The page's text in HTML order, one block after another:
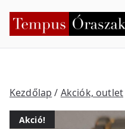
Kezdőlap / Akciók, outlet
Akció!